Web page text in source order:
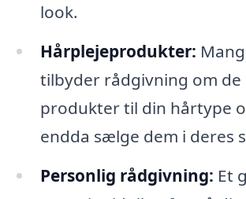
look.
Hårplejeprodukter:
tilbyder rådgivning om de
produkter til din hårtype
endda sælge dem i deres
Personlig rådgivning: Et